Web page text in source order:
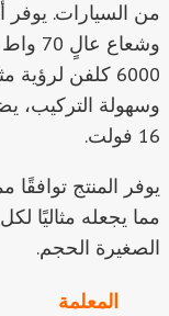
6000 كلفن
16 فولت.
يوفر المنتج
مما يجعله مثاليًا
الصغيرة الحجم.
المعلمة